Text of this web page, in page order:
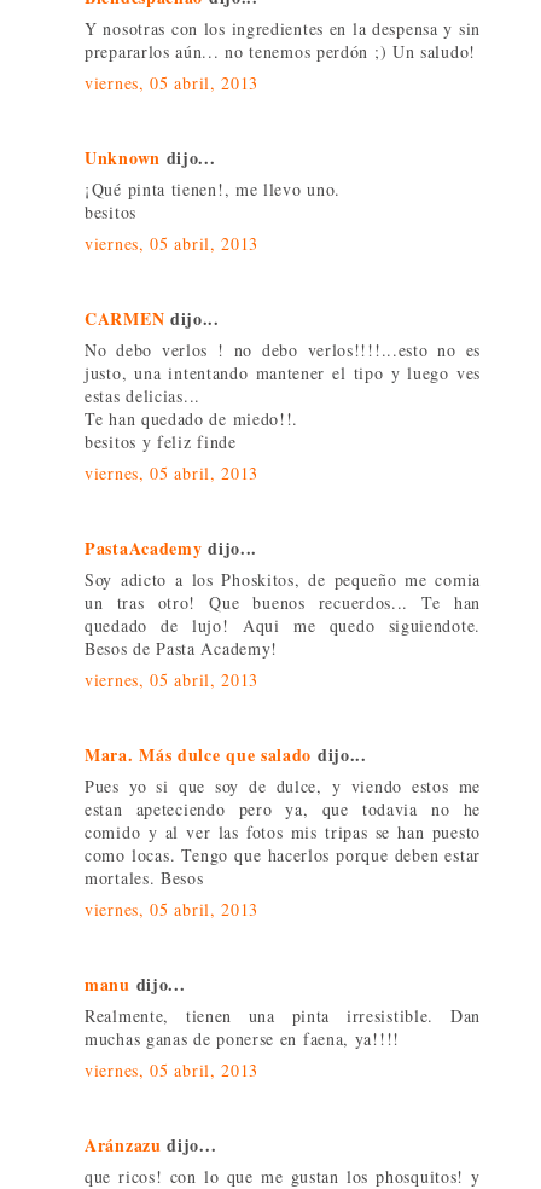
Y nosotras con los ingredientes en la despensa y sin
prepararlos aún... no tenemos perdón ;) Un saludo!
viernes, 05 abril, 2013
Unknown dijo...
¡Qué pinta tienen!, me llevo uno.
besitos
viernes, 05 abril, 2013
CARMEN dijo...
No debo verlos ! no debo verlos!!!!...esto no es
justo, una intentando mantener el tipo y luego ves
estas delicias...
Te han quedado de miedo!!.
besitos y feliz finde
viernes, 05 abril, 2013
PastaAcademy dijo...
Soy adicto a los Phoskitos, de pequeño me comia
un tras otro! Que buenos recuerdos... Te han
quedado de lujo! Aqui me quedo siguiendote.
Besos de Pasta Academy!
viernes, 05 abril, 2013
Mara. Más dulce que salado dijo...
Pues yo si que soy de dulce, y viendo estos me
estan apeteciendo pero ya, que todavia no he
comido y al ver las fotos mis tripas se han puesto
como locas. Tengo que hacerlos porque deben estar
mortales. Besos
viernes, 05 abril, 2013
manu dijo...
Realmente, tienen una pinta irresistible. Dan
muchas ganas de ponerse en faena, ya!!!!
viernes, 05 abril, 2013
Aránzazu dijo...
que ricos! con lo que me gustan los phosquitos! y